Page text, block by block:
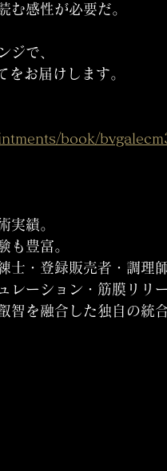
む感性が必要だ。
ジで、
をお届けします。
book/
実績。
も豊富。
士・登録販売者・調理
レーション・筋膜リリ
智を融合した独自の統